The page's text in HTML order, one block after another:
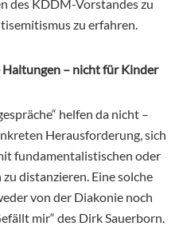
des KDDM-Vorstandes zu
zu erfahren.
– nicht für Kinder
helfen da nicht –
Herausforderung, sich
fundamentalistischen oder
distanzieren. Eine solche
von der Diakonie noch
mir“ des Dirk Sauerborn.